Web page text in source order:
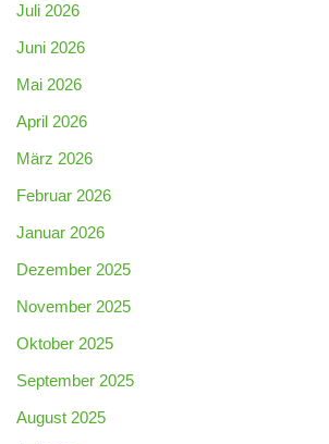
Juli 2026
Juni 2026
Mai 2026
April 2026
März 2026
Februar 2026
Januar 2026
Dezember 2025
November 2025
Oktober 2025
September 2025
August 2025